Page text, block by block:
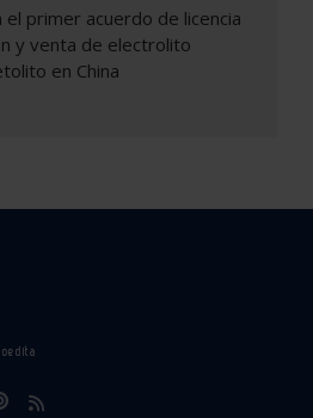
el primer acuerdo de licencia
y venta de electrolito
en China